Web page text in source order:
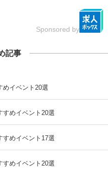
Sponsored by
記事
めイベント20選
すめイベント20選
すめイベント17選
すめイベント20選